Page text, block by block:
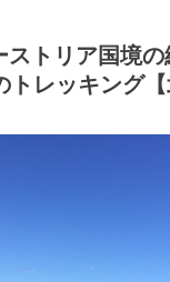
ストリア国境
トレッキング